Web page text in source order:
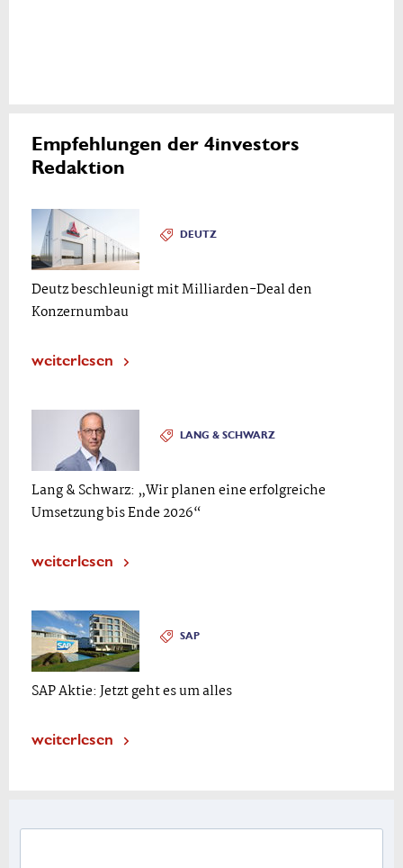
Empfehlungen der 4investors
Redaktion
DEUTZ
Deutz beschleunigt mit Milliarden-Deal den
Konzernumbau
weiterlesen
LANG & SCHWARZ
Lang & Schwarz: „Wir planen eine erfolgreiche
Umsetzung bis Ende 2026“
weiterlesen
SAP
SAP Aktie: Jetzt geht es um alles
weiterlesen